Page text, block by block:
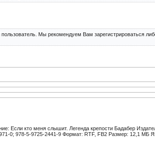
Мы рекомендуем Вам зарегистрироваться
Если кто меня слышит. Легенда крепости Бадабер
0; 978-5-9725-2441-9 Формат: RTF, FB2 Размер: 12,1 МБ